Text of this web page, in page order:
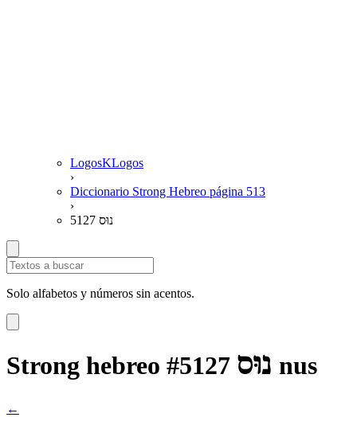
LogosKLogos
›
Diccionario Strong Hebreo página 513
›
5127 נוּס
Solo alfabetos y números sin acentos.
Strong hebreo #5127 נוּס nus
←